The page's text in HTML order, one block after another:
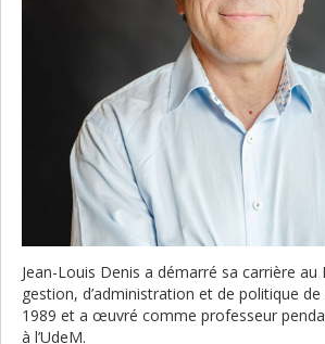
Jean-Louis Denis a démarré sa carrière
gestion, d’administration et de politique de
1989 et a œuvré comme professeur
à l’UdeM.